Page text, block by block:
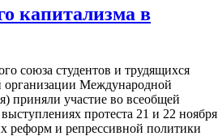
капитализма в
союза студентов и трудящихся
Международной
приняли участие во всеобщей
протеста 21 и 22 ноября
реформ и репрессивной политики